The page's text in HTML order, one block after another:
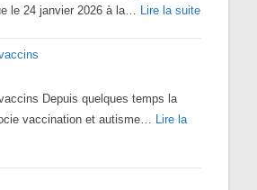
le 24 janvier 2026 à la… Lire la suite:
Depuis quelques temps la
vaccination et autisme… Lire la